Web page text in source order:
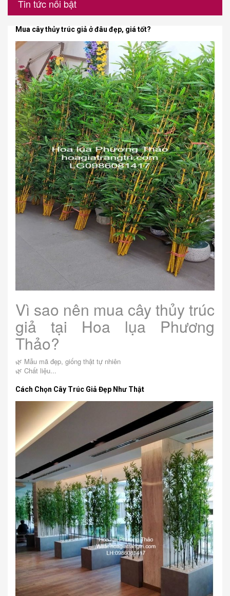
Tin tức nổi bật
Mua cây thủy trúc giả ở đâu đẹp, giá tốt?
Vì sao nên mua cây thủy trúc
giả tại Hoa lụa Phương
Thảo?
🌿 Mẫu mã đẹp, giống thật tự nhiên
🌿 Chất liệu...
Cách Chọn Cây Trúc Giả Đẹp Như Thật